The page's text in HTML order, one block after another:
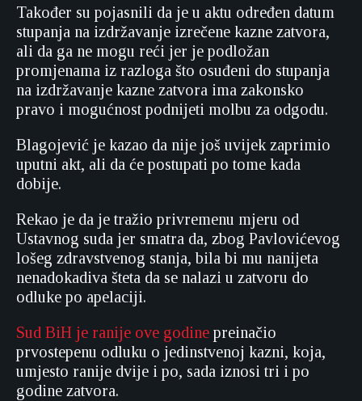
Također su pojasnili da je u aktu određen datum
stupanja na izdržavanje izrečene kazne zatvora,
ali da ga ne mogu reći jer je podložan
promjenama iz razloga što osuđeni do stupanja
na izdržavanje kazne zatvora ima zakonsko
pravo i mogućnost podnijeti molbu za odgodu.
Blagojević je kazao da nije još uvijek zaprimio
uputni akt, ali da će postupati po tome kada
dobije.
Rekao je da je tražio privremenu mjeru od
Ustavnog suda jer smatra da, zbog Pavlovićevog
lošeg zdravstvenog stanja, bila bi mu nanijeta
nenadokadiva šteta da se nalazi u zatvoru do
odluke po apelaciji.
Sud BiH je ranije ove godine preinačio
prvostepenu odluku o jedinstvenoj kazni, koja,
umjesto ranije dvije i po, sada iznosi tri i po
godine zatvora.